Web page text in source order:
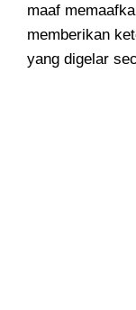
maaf
memberikan
yang digelar